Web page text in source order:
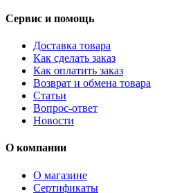
Сервис и помощь
Доставка товара
Как сделать заказ
Как оплатить заказ
Возврат и обмена товара
Статьи
Вопрос-ответ
Новости
О компании
О магазине
Сертификаты